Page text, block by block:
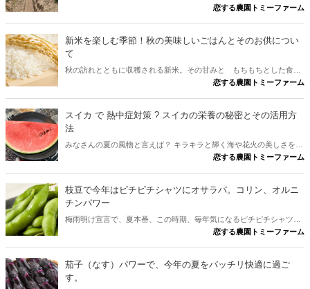
しくシャキシャキ食感、そして甘みと香りが漂う畑にお邪魔しまし
収穫体験できるということで、潮風を感じる？葱畑に行ってきたので
ご報告です。
恋する農園トミーファーム
新米を楽しむ季節！秋の美味しいごはんとそのお供につい
て
秋の訪れとともに収穫される新米。その甘みと もちもちとした食
感 は、まさに季節の贈り物。今回は千葉県のJA、農家さんに聞い
味しいごはんに合う漬物の提案です。炊きたての ごはん と共に、
秋の食卓を楽しむために、新米情報を農家さんに聞きました。
恋する農園トミーファーム
スイカ で 熱中症対策 ? スイカの栄養の秘密とその活用方
法
みなさんの夏の風物と言えば？ キラキラと輝く海や花火の美しさを堪
能し、涼し気な場所で、かき氷を食べながら、ゆっくり過ごす。夏祭
回は、そのシーンに似合う「スイカ（西瓜）」を取り上げてみまし
た。
恋する農園トミーファーム
枝豆で今年はピチピチシャツにオサラバ。コリン、オルニ
チンパワー
梅雨明け宣言で、夏本番、この時期、毎年気になるピチピチシャツ！
毎年、どうにかしなきゃって思っているのに、つい、同じことの繰り
いか！？ なんて考えている人に朗報？ 枝豆食べると〇〇〇〇〇〇〇
かも！？
恋する農園トミーファーム
茄子（なす）パワーで、今年の夏をバッチリ快適に過ご
す。